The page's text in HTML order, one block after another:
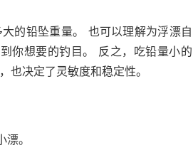
的铅坠重量。 也可以理解为浮漂自
你想要的钓目。 反之，吃铅量小的
决定了灵敏度和稳定性。
。